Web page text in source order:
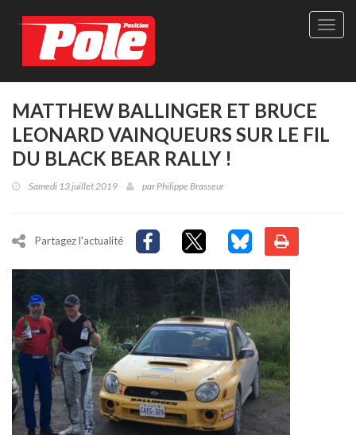
Site
Le
MATTHEW BALLINGER ET BRUCE
LEONARD VAINQUEURS SUR LE FIL
DU BLACK BEAR RALLY !
Samedi 13 juillet 2019 parPhilippe Brasseur
Partagez l'actualité